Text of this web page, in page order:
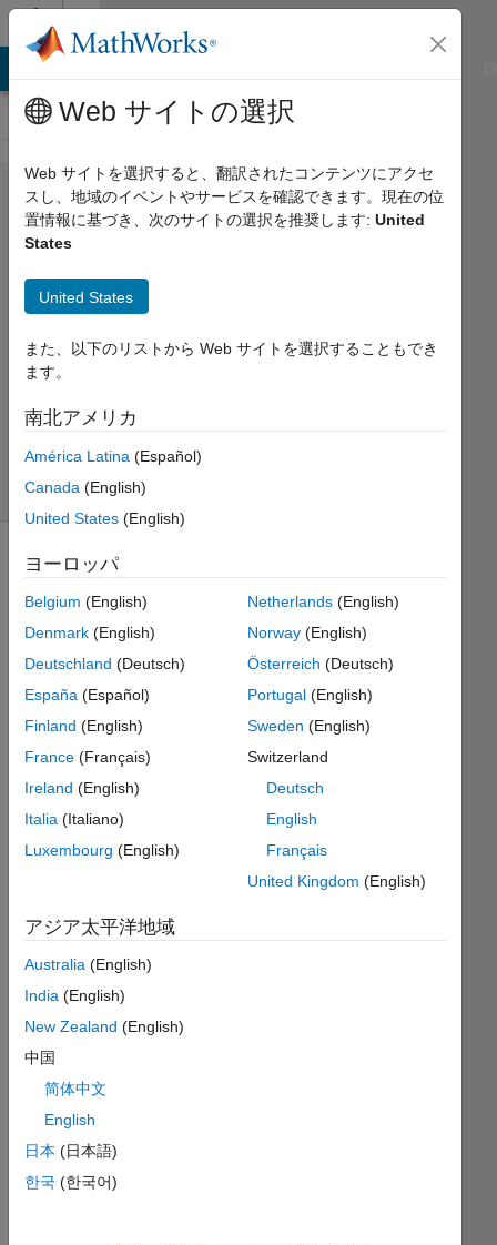
コンテンツへスキップ
Problem
50073.
Puzzles
Kastanya
solvers
2 likes
Borrowing
the
from
Pascal
Triangle,
following
operation
can
performed.
an
of
the
first
odd
numbers
(where
greater
than
Web サイトの選択
Web サイトを選択すると、翻訳されたコンテンツにアクセ
スし、地域のイベントやサービスを確認できます。現在の位
置情報に基づき、次のサイトの選択を推奨します: United
States
United States
また、以下のリストから Web サイトを選択することもでき
ます。
南北アメリカ
América Latina (Español)
Canada (English)
United States (English)
ヨーロッパ
Belgium (English)
Denmark (English)
Deutschland (Deutsch)
España (Español)
Finland (English)
France (Français)
Ireland (English)
Italia (Italiano)
Luxembourg (English)
Netherlands(English)
Norway(English)
Österreich (Deutsch)
Portugal(English)
Sweden (English)
Switzerland
Deutsch
English
Français
United Kingdom (English)
アジア太平洋地域
Australia (English)
India (English)
New Zealand (English)
中国
简体中文
English
日本 (日本語)
한국 (한국어)